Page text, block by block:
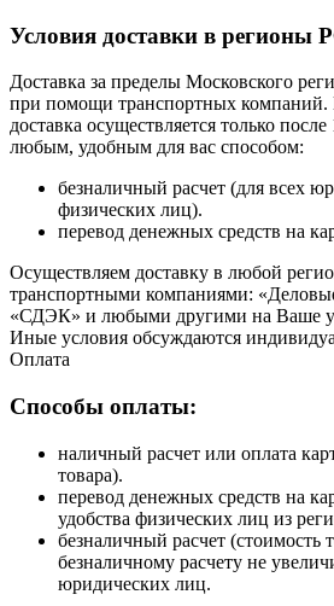
Условия доставки в регионы
Доставка за пределы Московского
при помощи транспортных компаний.
доставка осуществляется только
любым, удобным для вас способом:
безналичный расчет (для всех
физических лиц).
перевод денежных средств на
Осуществляем доставку в любой
транспортными компаниями:
«СДЭК» и любыми другими на Ваше
Иные условия обсуждаются
Оплата
Способы оплаты:
наличный расчет или оплата
товара).
перевод денежных средств на
удобства физических лиц из
безналичный расчет (стоимость
безналичному расчету не
юридических лиц.